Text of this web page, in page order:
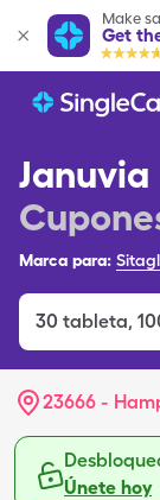
Make
Get
Januvia
Marca para:
30 tableta,
23666 -
Únete hoy